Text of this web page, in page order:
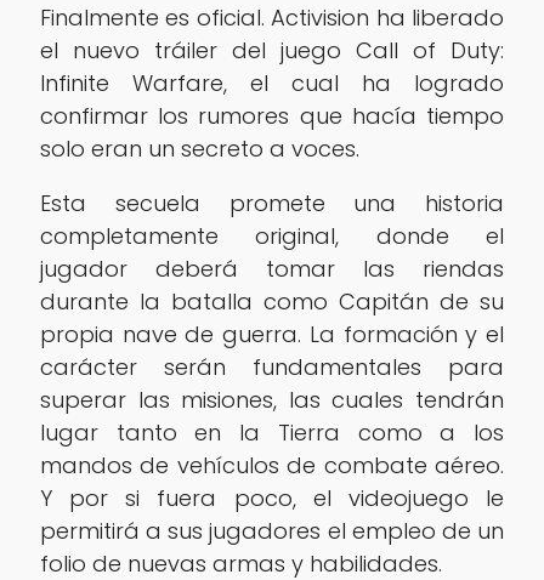
Finalmente es oficial. Activision ha liberado
el nuevo tráiler del juego Call of Duty:
Infinite Warfare, el cual ha logrado
confirmar los rumores que hacía tiempo
solo eran un secreto a voces.
Esta secuela promete una historia
completamente original, donde el
jugador deberá tomar las riendas
durante la batalla como Capitán de su
propia nave de guerra. La formación y el
carácter serán fundamentales para
superar las misiones, las cuales tendrán
lugar tanto en la Tierra como a los
mandos de vehículos de combate aéreo.
Y por si fuera poco, el videojuego le
permitirá a sus jugadores el empleo de un
folio de nuevas armas y habilidades.